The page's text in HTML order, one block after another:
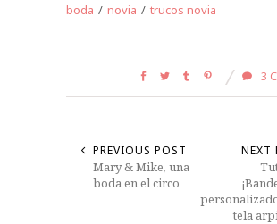
boda / novia / trucos novia
3
PREVIOUS POST
Mary & Mike, una
boda en el circo
NEXT
tela